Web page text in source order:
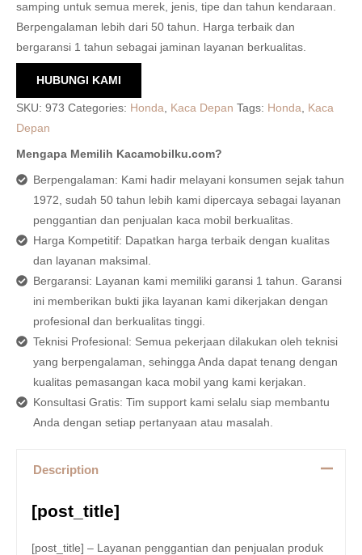
samping untuk semua merek, jenis, tipe dan tahun kendaraan.
Berpengalaman lebih dari 50 tahun. Harga terbaik dan
bergaransi 1 tahun sebagai jaminan layanan berkualitas.
HUBUNGI KAMI
SKU: 973 Categories: Honda, Kaca Depan Tags: Honda, Kaca
Depan
Mengapa Memilih Kacamobilku.com?
Berpengalaman: Kami hadir melayani konsumen sejak tahun
1972, sudah 50 tahun lebih kami dipercaya sebagai layanan
penggantian dan penjualan kaca mobil berkualitas.
Harga Kompetitif: Dapatkan harga terbaik dengan kualitas
dan layanan maksimal.
Bergaransi: Layanan kami memiliki garansi 1 tahun. Garansi
ini memberikan bukti jika layanan kami dikerjakan dengan
profesional dan berkualitas tinggi.
Teknisi Profesional: Semua pekerjaan dilakukan oleh teknisi
yang berpengalaman, sehingga Anda dapat tenang dengan
kualitas pemasangan kaca mobil yang kami kerjakan.
Konsultasi Gratis: Tim support kami selalu siap membantu
Anda dengan setiap pertanyaan atau masalah.
Description
[post_title]
[post_title] – Layanan penggantian dan penjualan produk